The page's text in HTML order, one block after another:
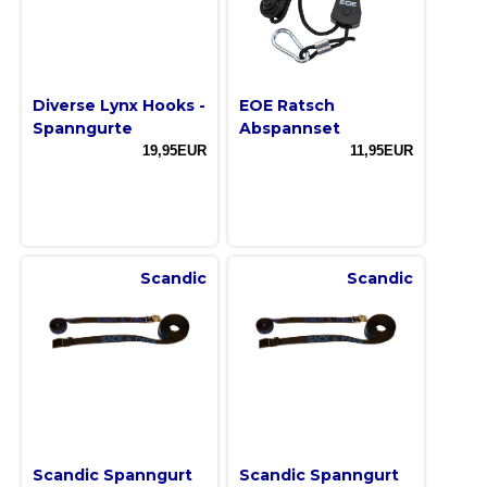
Diverse Lynx Hooks -
Spanngurte
19,95EUR
EOE Ratsch
Abspannset
11,95EUR
Scandic
Scandic Spanngurt
Scandic
Scandic Spanngurt